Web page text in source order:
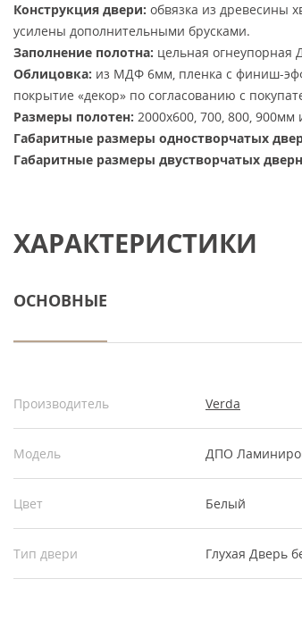
Конструкция двери: обвязка из древесины
усилены дополнительными брусками.
Заполнение полотна: цельная огнеупорная
Облицовка: из МДФ 6мм, пленка с финиш-
покрытие «декор» по согласованию с
Размеры полотен: 2000х600, 700, 800,
Габаритные размеры одностворчатых
Габаритные размеры двустворчатых
ХАРАКТЕРИСТИКИ
ОСНОВНЫЕ
Производитель Verda
Модель ДПО
Цвет Белый
Тип двери Глухая Дверь